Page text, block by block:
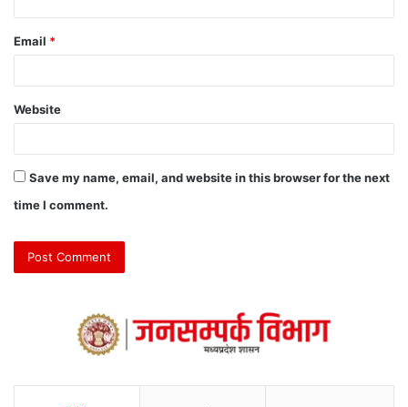
Email *
Website
Save my name, email, and website in this browser for the next
time I comment.